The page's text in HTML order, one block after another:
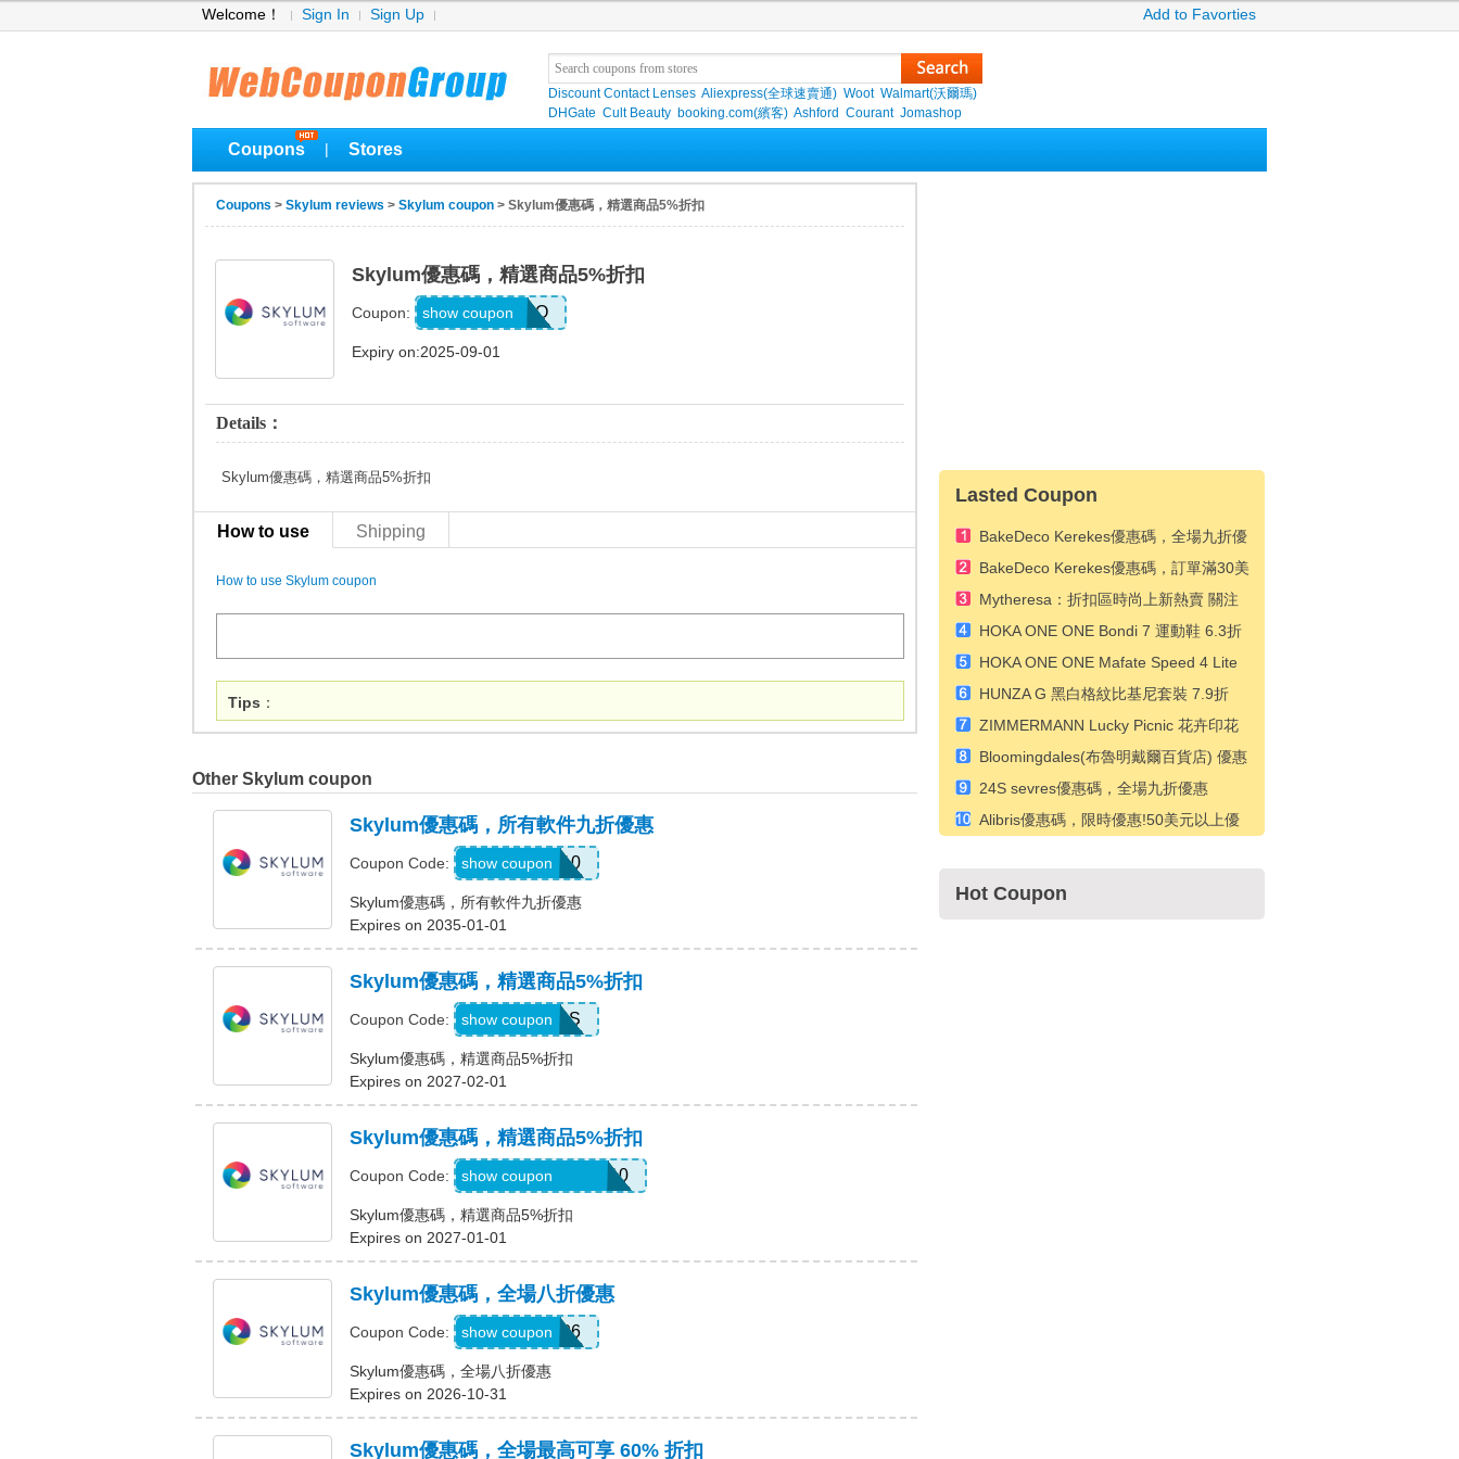
Welcome！ Sign In Sign Up Add to Favorties
Discount Contact Lenses Aliexpress(全球速賣通) Woot Walmart(沃爾瑪)
DHGate Cult Beauty booking.com(繽客) Ashford Courant Jomashop
Coupons Stores
Coupons > Skylum reviews > Skylum coupon > Skylum優惠碼，精選商品5%折扣
Skylum優惠碼，精選商品5%折扣
Coupon: MACLIBSNEO
show coupon
Expiry on:2025-09-01
Details：
Skylum優惠碼，精選商品5%折扣
How to use Shipping
How to use Skylum coupon
Tips ：
Other Skylum coupon
Skylum優惠碼，所有軟件九折優惠
Coupon Code: LUM10
show coupon
Skylum優惠碼，所有軟件九折優惠
Expires on 2035-01-01
Skylum優惠碼，精選商品5%折扣
Coupon Code: MACLIBS
show coupon
Skylum優惠碼，精選商品5%折扣
Expires on 2027-02-01
Skylum優惠碼，精選商品5%折扣
Coupon Code: CATTURAVIDEO10
show coupon
Skylum優惠碼，精選商品5%折扣
Expires on 2027-01-01
Skylum優惠碼，全場八折優惠
Coupon Code: LUM201706
show coupon
Skylum優惠碼，全場八折優惠
Expires on 2026-10-31
Skylum優惠碼，全場最高可享 60% 折扣
Lasted Coupon
BakeDeco Kerekes優惠碼，全場九折優
惠
BakeDeco Kerekes優惠碼，訂單滿30美
元立減5美元
Mytheresa：折扣區時尚上新熱賣 關注
TOTEME、ZIMMERMAN 等 享額外9折
HOKA ONE ONE Bondi 7 運動鞋 6.3折
HK$828（約714.81元）
HOKA ONE ONE Mafate Speed 4 Lite
紫色運動鞋 6.3折 HK$918（約792.51
元）
HUNZA G 黑白格紋比基尼套裝 7.9折
HK$1089（約938.61元）
ZIMMERMANN Lucky Picnic 花卉印花
連衣裙 6.3折 HK$4806（約4142.29
元）
Bloomingdales(布魯明戴爾百貨店) 優惠
碼，下次購買可享受 15% 折扣
24S sevres優惠碼，全場九折優惠
Alibris優惠碼，限時優惠!50美元以上優
Hot Coupon